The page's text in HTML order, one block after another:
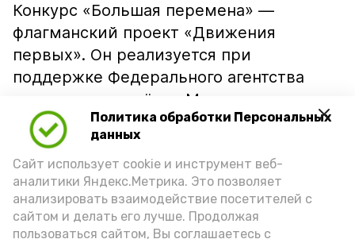
Политика обработки Персональных
данных
Сайт использует cookie и инструмент веб-
аналитики Яндекс.Метрика. Это позволяет
анализировать взаимодействие посетителей с
сайтом и делать его лучше. Продолжая
пользоваться сайтом, Вы соглашаетесь с
Конкурс «Большая перемена» —
флагманский проект «Движения
первых». Он реализуется при
поддержке Федерального агентства
по делам молодёжи, Министерства
просвещения и Министерства науки
и высшего образования РФ в рамках
нацпроекта «Молодёжь и дети»
и входит в линейку проектов
платформы «Россия — страна
возможностей».